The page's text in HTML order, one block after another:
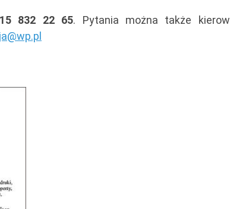
15 832 22 65. Pytania można także